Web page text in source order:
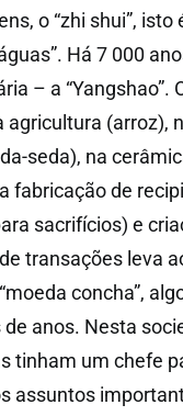
o “zhi shui”, isto
Há 7 000
– a “Yangshao”.
agricultura (arroz),
seda), na
fabricação de
sacrifícios) e
transações leva
concha”,
anos. Nesta
tinham um chefe
assuntos